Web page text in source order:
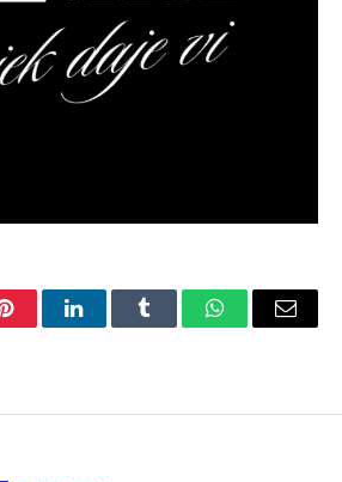
PinterestLinkedInTumblr WhatsAppEmail